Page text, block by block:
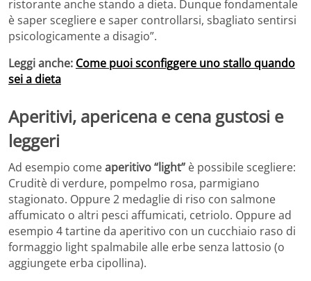
ristorante anche stando a dieta. Dunque fondamentale
è saper scegliere e saper controllarsi, sbagliato sentirsi
psicologicamente a disagio”.
Leggi anche: Come puoi sconfiggere uno stallo quando
sei a dieta
Aperitivi, apericena e cena gustosi e
leggeri
Ad esempio comeaperitivo “light” è possibile scegliere:
Cruditè di verdure, pompelmo rosa, parmigiano
stagionato. Oppure 2 medaglie di riso con salmone
affumicato o altri pesci affumicati, cetriolo. Oppure ad
esempio 4 tartine da aperitivo con un cucchiaio raso di
formaggio light spalmabile alle erbe senza lattosio (o
aggiungete erba cipollina).